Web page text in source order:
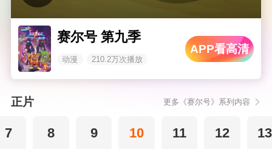
赛尔号 第九季
动漫 210.2万次播放
APP看高清
正片 更多《赛尔号》系列内容
7 8 9 10 11 12 13